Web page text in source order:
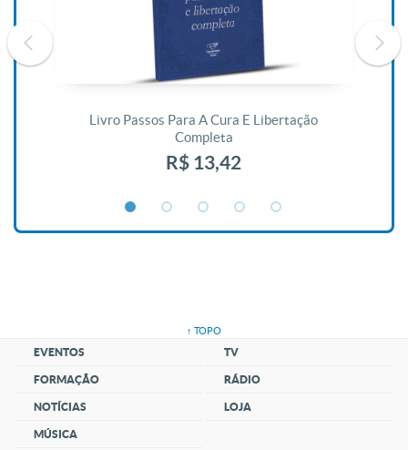
Livro Passos Para A Cura E Libertação
Completa
R$ 13,42
↑ TOPO
EVENTOS
FORMAÇÃO
NOTÍCIAS
MÚSICA
TV
RÁDIO
LOJA